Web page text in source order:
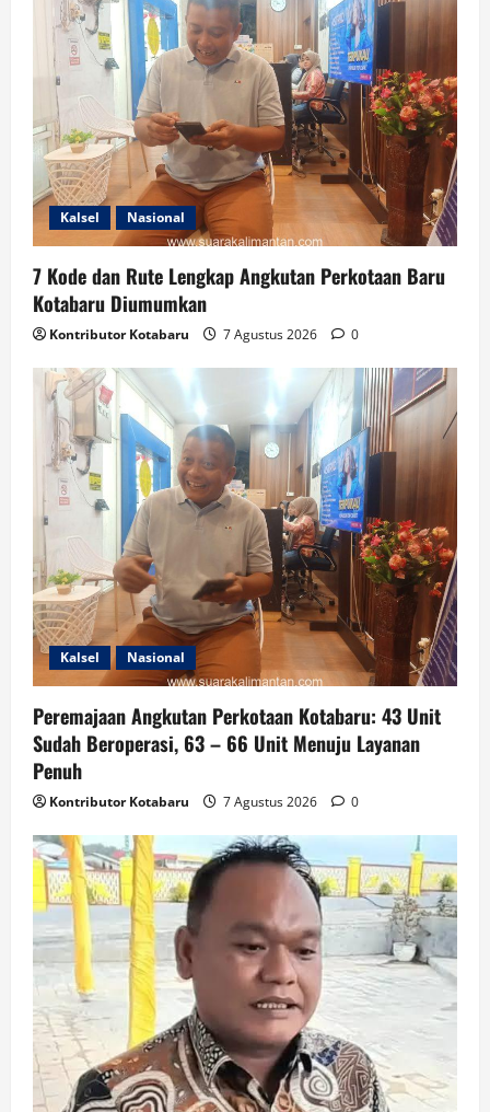
Kalsel Nasional
7 Kode dan Rute Lengkap Angkutan Perkotaan Baru
Kotabaru Diumumkan
Kontributor Kotabaru 7 Agustus 2026 0
Kalsel Nasional
Peremajaan Angkutan Perkotaan Kotabaru: 43 Unit
Sudah Beroperasi, 63 – 66 Unit Menuju Layanan
Penuh
Kontributor Kotabaru 7 Agustus 2026 0